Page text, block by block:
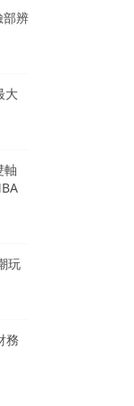
辨
大
軸
玩
務